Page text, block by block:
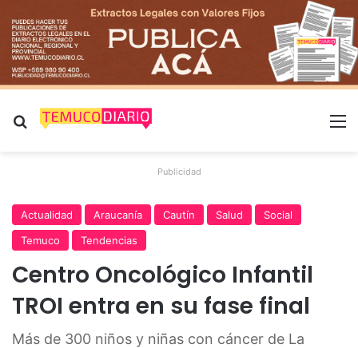
Buscar por
Publicidad
Actualidad Araucanía Cautín Salud
Social
Temuco
Tendencias
Centro Oncológico Infantil
TROI entra en su fase final
Más de 300 niños y niñas con cáncer de La